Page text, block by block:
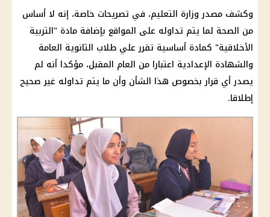
وكشف مصدروزارة التعليم، في تصريحات خاصة، إنه لا أساس
من الصحة لما يتم تداوله على المواقع بإضافة مادة "التربية
الأخلاقية" كمادة أساسية تقرر علي طلاب الثانوية العامة
والشهادة الإعدادية اعتبارا من العام المقبل، مؤكدا أنه لم
يصدر أي قراربخصوص هذا الشأن وأن ما يتم تداوله غير صحيح
إطلاقا.